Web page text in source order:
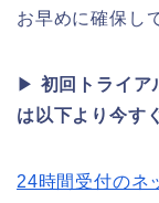
お早めに確保し
▶︎ 初回トライア
は以下より今す
24時間受付のネ